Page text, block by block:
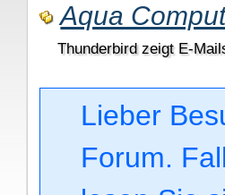
Aqua
Thunderbird zeigt E-
Lieber
Forum.